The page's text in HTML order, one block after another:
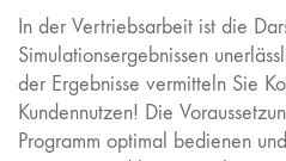
In der Vertriebsarbeit ist die
Simulationsergebnissen
der Ergebnisse vermitteln Sie
Kundennutzen! Die
Programm optimal bedienen